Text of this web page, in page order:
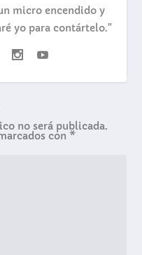
micro encendido y
yo para contártelo."
no será publicada.
con*